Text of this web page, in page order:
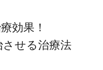
効果！
せる治療法